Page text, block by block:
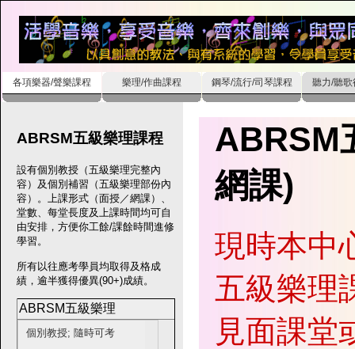
各項樂器/聲樂課程 樂理/作曲課程 鋼琴/流行/司琴課程 聽力/聽
ABRSM五級樂理課程
設有個別教授（五級樂理完整內
容）及個別補習（五級樂理部份內
容）。上課形式（面授／網課）、
堂數、每堂長度及上課時間均可自
由安排，方便你工餘/課餘時間進修
學習。
所有以往應考學員均取得及格成
績，逾半獲得優異(90+)成績。
ABRSM五級樂理
個別教授; 隨時可考
ABRSM
網課)
現時本中
五級樂理
見面課堂